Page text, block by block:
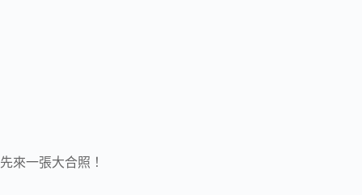
先來一張大合照！